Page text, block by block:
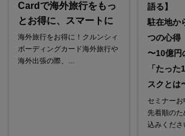
Cardで海外旅行をもっ
とお得に、スマートに
海外旅行をお得に！クルンシィ
ボーディングカード海外旅行や
海外出張の際、…
語る】
駐在地か
つの心得
〜10億円
「たっ
スクとは
セミナー
先着順の
込みくだ